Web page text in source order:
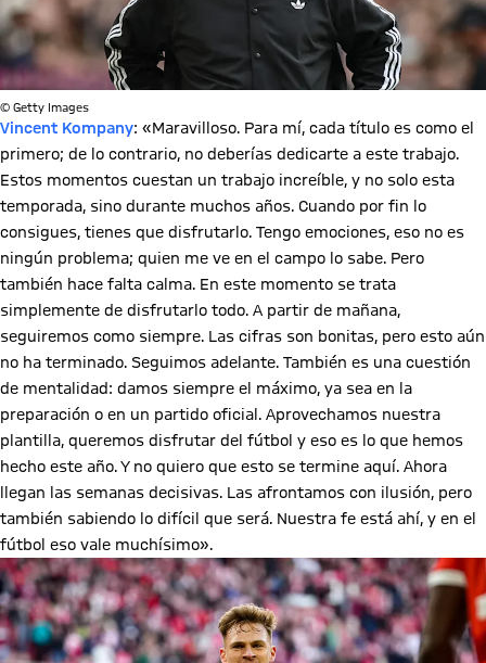
© Getty Images
Vincent Kompany: «Maravilloso. Para mí, cada título es como el
primero; de lo contrario, no deberías dedicarte a este trabajo.
Estos momentos cuestan un trabajo increíble, y no solo esta
temporada, sino durante muchos años. Cuando por fin lo
consigues, tienes que disfrutarlo. Tengo emociones, eso no es
ningún problema; quien me ve en el campo lo sabe. Pero
también hace falta calma. En este momento se trata
simplemente de disfrutarlo todo. A partir de mañana,
seguiremos como siempre. Las cifras son bonitas, pero esto aún
no ha terminado. Seguimos adelante. También es una cuestión
de mentalidad: damos siempre el máximo, ya sea en la
preparación o en un partido oficial. Aprovechamos nuestra
plantilla, queremos disfrutar del fútbol y eso es lo que hemos
hecho este año. Y no quiero que esto se termine aquí. Ahora
llegan las semanas decisivas. Las afrontamos con ilusión, pero
también sabiendo lo difícil que será. Nuestra fe está ahí, y en el
fútbol eso vale muchísimo».